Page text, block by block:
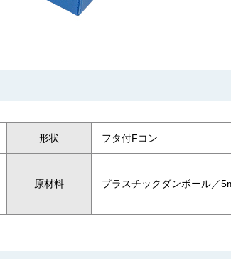
形状 フタ付Fコン
原材料
プラスチックダンボール／